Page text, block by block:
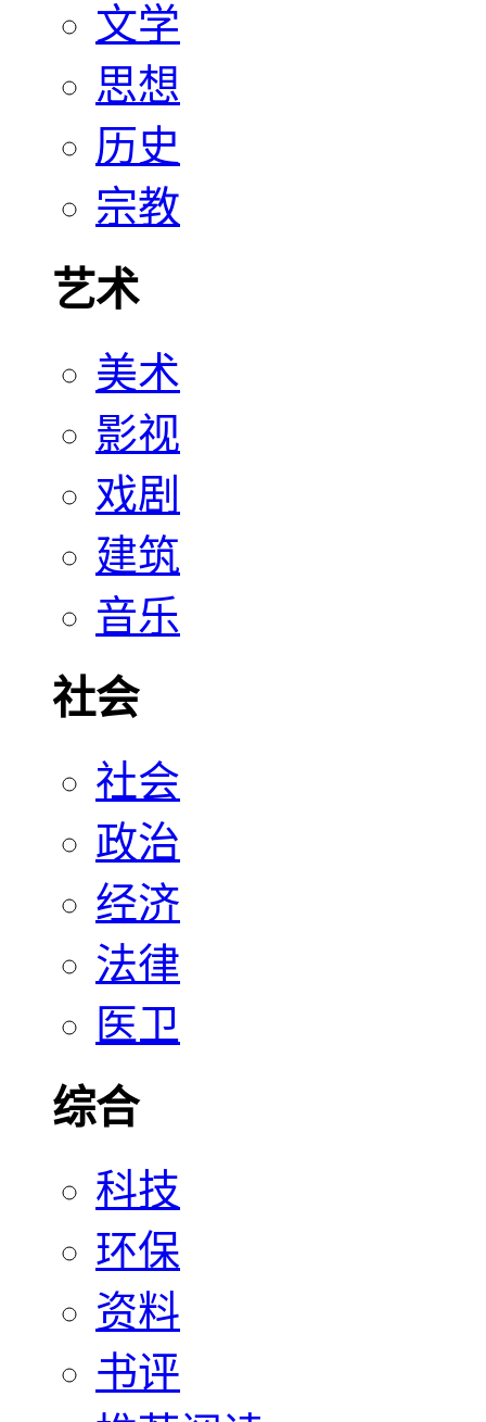
文学
思想
历史
宗教
艺术
美术
影视
戏剧
建筑
音乐
社会
社会
政治
经济
法律
医卫
综合
科技
环保
资料
书评